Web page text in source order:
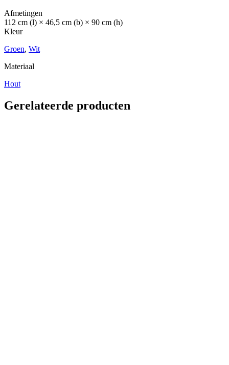
Afmetingen
112 cm (l) × 46,5 cm (b) × 90 cm (h)
Kleur
Groen, Wit
Materiaal
Hout
Gerelateerde producten